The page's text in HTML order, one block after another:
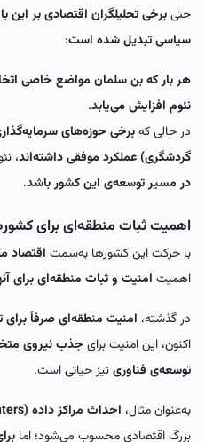
حتیبرخی تحلیلگران اقتصادی بر این
سیاسی تبدیل شده است:
هر بار که بن سلمان مواضع خاصی
نئوم افزایش می‌یابد.
در حالی کهبرخی حوزه‌های
گردشگری) عملکرد موفقی داشته‌اند،
در مسیر توسعه‌ی این کشور باشد.
اهمیت ثبات منطقه‌ای برای
با حرکت این کشورها به‌سمت اقتصاد
اهمیت امنیت و ثبات منطقه‌ای
در گذشته، امنیت منطقه‌ای صرفاً
اکنون، این امنیت برای جذب نیروی
توسعه‌ی فناورینیز حیاتی است.
به‌عنوان مثال، احداث مراکز داده (Data Centers) در منطقه
بزرگ اقتصادی محسوب می‌شود؛ اما